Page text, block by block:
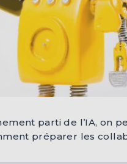
parti de l’IA, on
préparer les